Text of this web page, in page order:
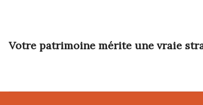
content
Votre patrimoine mérite une vraie